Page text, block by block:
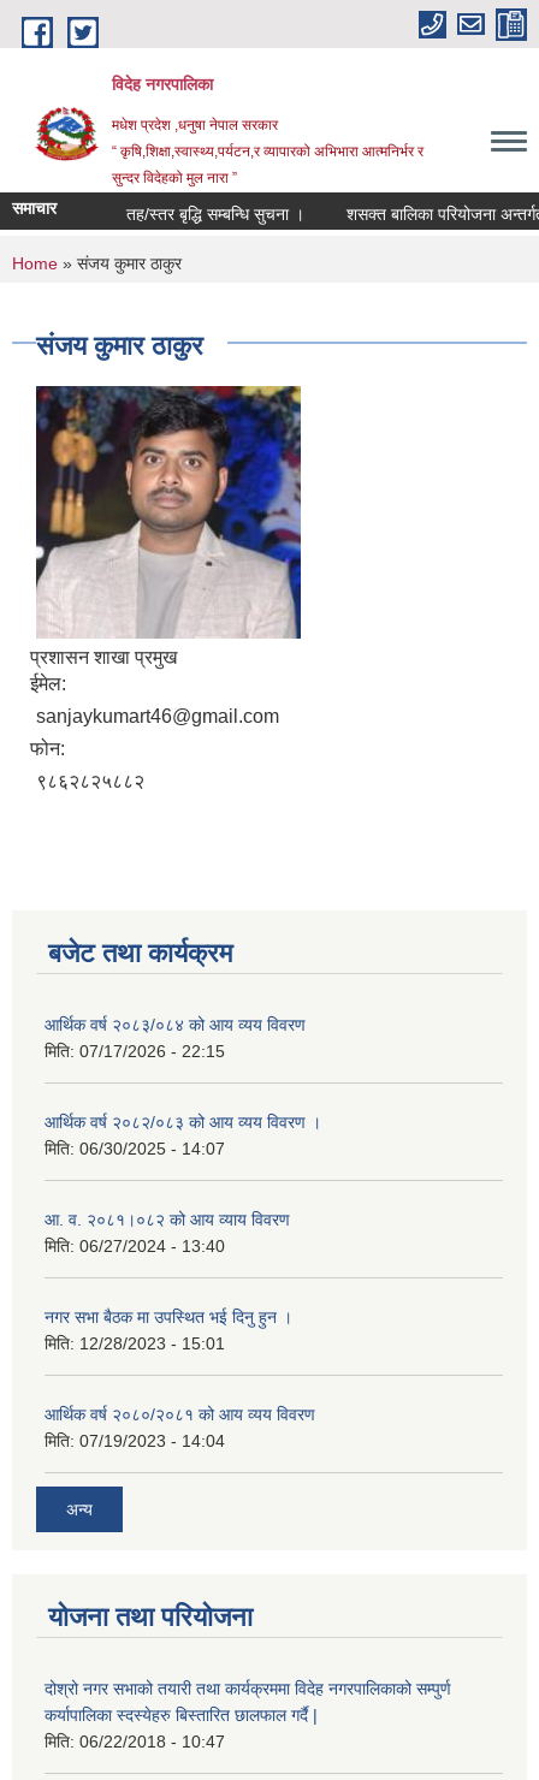
Skip to main content
विदेह नगरपालिका
मधेश प्रदेश ,धनुषा नेपाल सरकार
“ कृषि,शिक्षा,स्वास्थ्य,पर्यटन,र व्यापारको अभिभारा आत्मनिर्भर र
सुन्दर विदेहको मुल नारा ”
समाचार तह/स्तर बृद्धि सम्बन्धि सुचना । शसक्त बालिका परियोजना
You are here
Home » संजय कुमार ठाकुर
संजय कुमार ठाकुर
प्रशासन शाखा प्रमुख
ईमेल:
sanjaykumart46@gmail.com
फोन:
९८६२८२५८८२
बजेट तथा कार्यक्रम
आर्थिक वर्ष २०८३/०८४ को आय व्यय विवरण
मिति: 07/17/2026 - 22:15
आर्थिक वर्ष २०८२/०८३ को आय व्यय विवरण ।
मिति: 06/30/2025 - 14:07
आ. व. २०८१।०८२ को आय व्याय विवरण
मिति: 06/27/2024 - 13:40
नगर सभा बैठक मा उपस्थित भई दिनु हुन ।
मिति: 12/28/2023 - 15:01
आर्थिक वर्ष २०८०/२०८१ को आय व्यय विवरण
मिति: 07/19/2023 - 14:04
अन्य
योजना तथा परियोजना
दोश्रो नगर सभाको तयारी तथा कार्यक्रममा विदेह नगरपालिकाको सम्पुर्ण
कर्यापालिका स्दस्येहरु बिस्तारित छालफाल गर्दै |
मिति: 06/22/2018 - 10:47